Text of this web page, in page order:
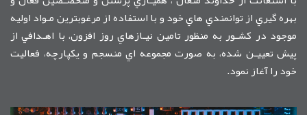
بهره گيري از توانمندي هاي خود و با استفاده از مرغوبترين مـواد اوليه
موجود در کشـور به منظور تامين نيـازهاي روز افزون، با اهـدافي از
پيش تعييـن شده، به صورت مجموعه اي منسجم و يکپارچه، فعاليت
خود را آغاز نمود.